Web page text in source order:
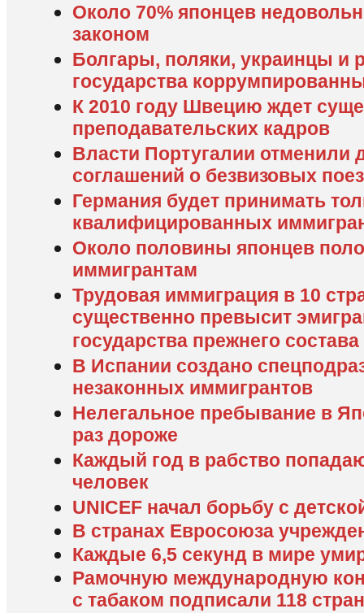
Около 70% японцев
законом
Болгары, поляки, украинцы и
государства
К 2010 году Швецию ждет
преподавательских кадров
Власти Португалии отменили
соглашений о безвизовых
Германия будет принимать
квалифицированных
Около половины японцев
иммигрантам
Трудовая иммиграция в 10
существенно превысит
государства прежнего
В Испании создано
незаконных иммигрантов
Нелегальное пребывание в
раз дороже
Каждый год в рабство
человек
UNICEF начал борьбу с
В странах Евросоюза
Каждые 6,5 секунд в мире
Рамочную международную
с табаком подписали 118 стран